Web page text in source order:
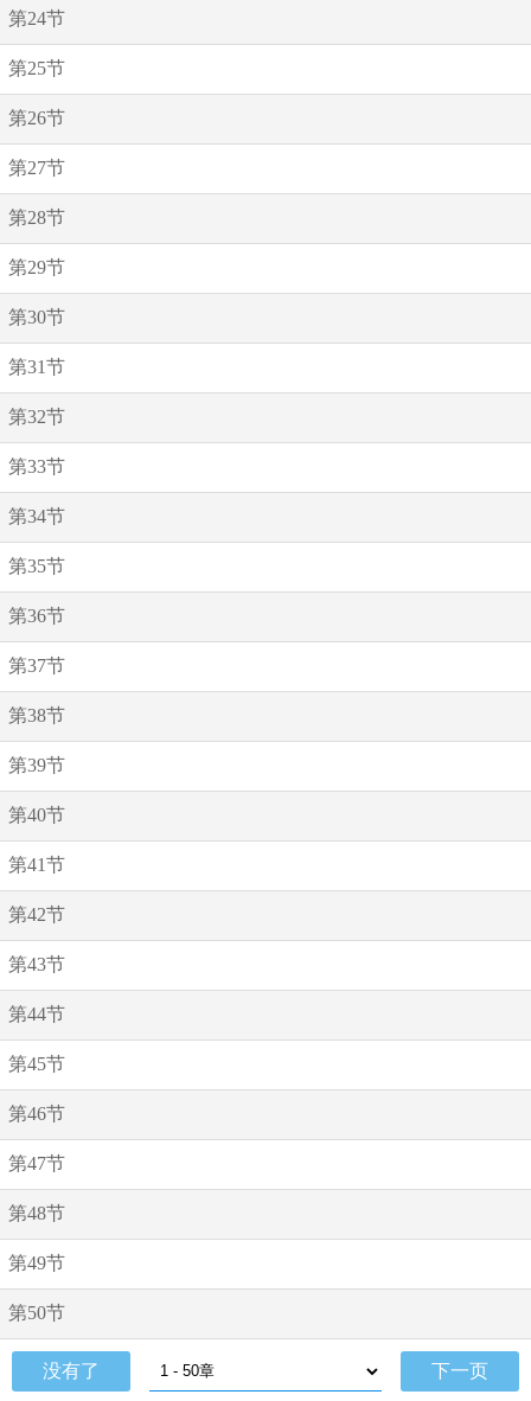
第24节
第25节
第26节
第27节
第28节
第29节
第30节
第31节
第32节
第33节
第34节
第35节
第36节
第37节
第38节
第39节
第40节
第41节
第42节
第43节
第44节
第45节
第46节
第47节
第48节
第49节
第50节
没有了 下一页